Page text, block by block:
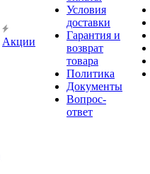
Акции
Условия
доставки
Гарантия и
возврат
товара
Политика
Документы
Вопрос-
ответ